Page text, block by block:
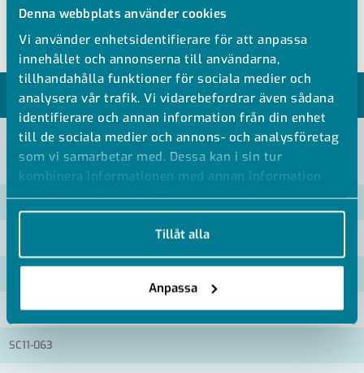
Denna webbplats använder cookies
Vi använder enhetsidentifierare för att anpassa
innehållet och annonserna till användarna,
tillhandahålla funktioner för sociala medier och
analysera vår trafik. Vi vidarebefordrar även sådana
identifierare och annan information från din enhet
till de sociala medier och annons- och analysföretag
som vi samarbetar med. Dessa kan i sin tur
kombinera informationen med annan information
som du har tillhandahållit eller som de har samlat in
när du har använt deras tjänster.
Tillåt alla
Anpassa
MODELLER
VISA ALLA MÅTT +
Artikelnummer RSK
SC11-040
SC11-063